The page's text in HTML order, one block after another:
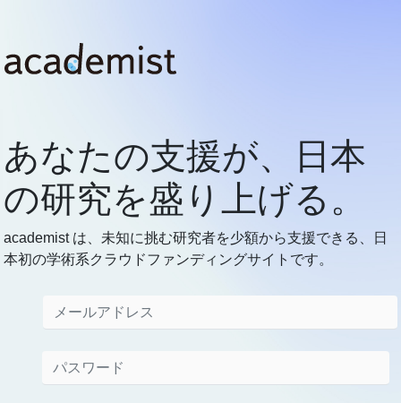
あなたの支援が、
日本
の研究を盛り上げる。
academist は、未知に挑む研究者を少額から支援できる、日
本初の学術系クラウドファンディングサイトです。